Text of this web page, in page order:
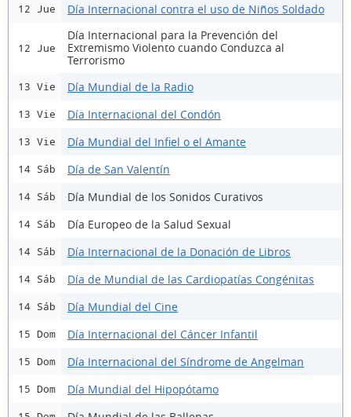
12 Jue Día Internacional contra el uso de Niños Soldado
12 Jue
Día Internacional para la Prevención del
Extremismo Violento cuando Conduzca al
Terrorismo
13 Vie Día Mundial de la Radio
13 Vie Día Internacional del Condón
13 Vie Día Mundial del Infiel o el Amante
14 Sáb Día de San Valentín
14 Sáb Día Mundial de los Sonidos Curativos
14 Sáb Día Europeo de la Salud Sexual
14 Sáb Día Internacional de la Donación de Libros
14 Sáb Día de Mundial de las Cardiopatías Congénitas
14 Sáb Día Mundial del Cine
15 Dom Día Internacional del Cáncer Infantil
15 Dom Día Internacional del Síndrome de Angelman
15 Dom Día Mundial del Hipopótamo